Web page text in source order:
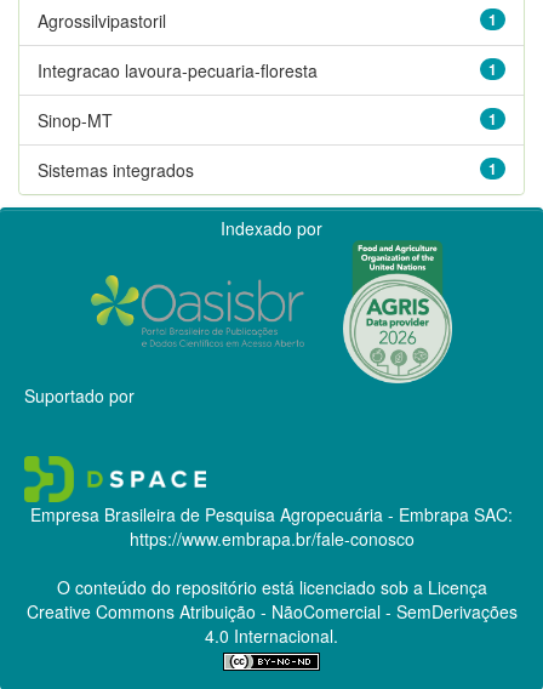
1
Agrossilvipastoril
1
Integracao lavoura-pecuaria-floresta
1
Sinop-MT
1
Sistemas integrados
Indexado por
Suportado por
Empresa Brasileira de Pesquisa Agropecuária - Embrapa SAC:
https://www.embrapa.br/fale-conosco
O conteúdo do repositório está licenciado sob a Licença
Creative CommonsAtribuição - NãoComercial - SemDerivações
4.0 Internacional.